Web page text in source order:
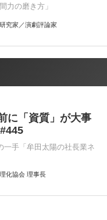
力の磨き方」
究家／演劇評論家
に「資質」が大事
一手「牟田太陽の社長業ネ
化協会 理事長